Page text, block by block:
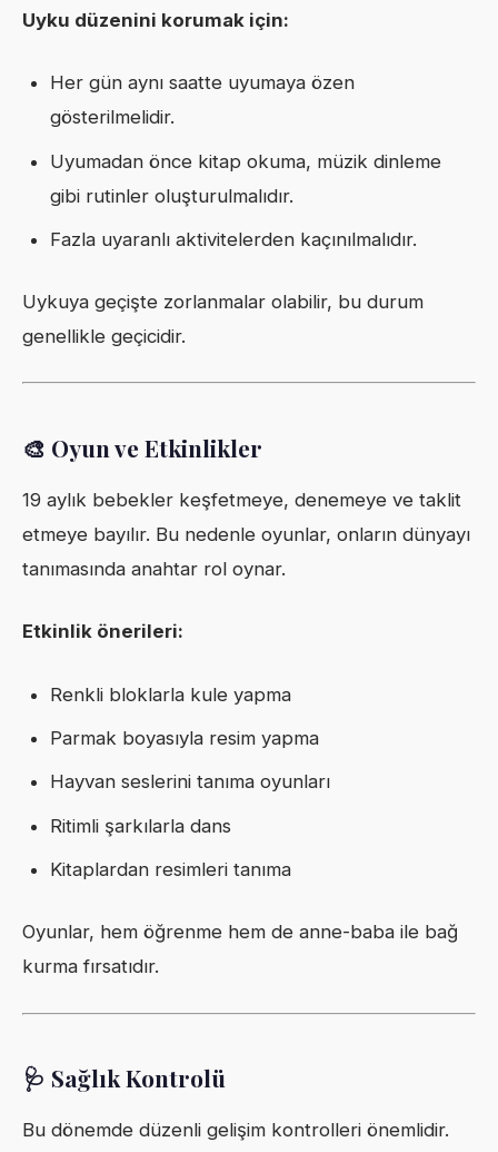
Uyku düzenini korumak için:
Her gün aynı saatte uyumaya özen
gösterilmelidir.
Uyumadan önce kitap okuma, müzik dinleme
gibi rutinler oluşturulmalıdır.
Fazla uyaranlı aktivitelerden kaçınılmalıdır.
Uykuya geçişte zorlanmalar olabilir, bu durum
genellikle geçicidir.
🎨 Oyun ve Etkinlikler
19 aylık bebekler keşfetmeye, denemeye ve taklit
etmeye bayılır. Bu nedenle oyunlar, onların dünyayı
tanımasında anahtar rol oynar.
Etkinlik önerileri:
Renkli bloklarla kule yapma
Parmak boyasıyla resim yapma
Hayvan seslerini tanıma oyunları
Ritimli şarkılarla dans
Kitaplardan resimleri tanıma
Oyunlar, hem öğrenme hem de anne-baba ile bağ
kurma fırsatıdır.
🩺 Sağlık Kontrolü
Bu dönemde düzenli gelişim kontrolleri önemlidir.